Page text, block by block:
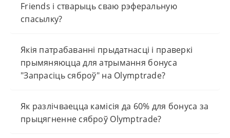
Friends і стварыць сваю рэферальную
спасылку?
Якія патрабаванні прыдатнасці і праверкі
прымяняюцца для атрымання бонуса
"Запрасіць сяброў" на Olymptrade?
Як разлічваецца камісія да 60% для бонуса за
прыцягненне сяброў Olymptrade?